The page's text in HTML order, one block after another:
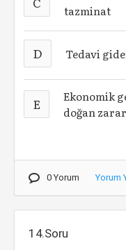
tazminat
D Tedavi
E
Ekonomik
doğan
0 Yorum Yorum
14.Soru